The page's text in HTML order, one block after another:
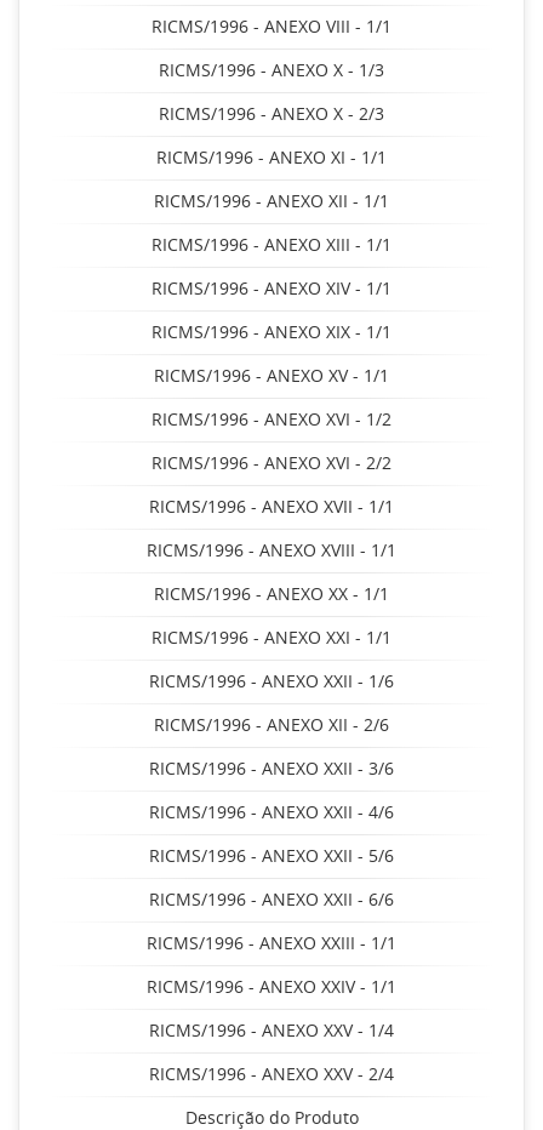
RICMS/1996 - ANEXO VIII - 1/1
RICMS/1996 - ANEXO X - 1/3
RICMS/1996 - ANEXO X - 2/3
RICMS/1996 - ANEXO XI - 1/1
RICMS/1996 - ANEXO XII - 1/1
RICMS/1996 - ANEXO XIII - 1/1
RICMS/1996 - ANEXO XIV - 1/1
RICMS/1996 - ANEXO XIX - 1/1
RICMS/1996 - ANEXO XV - 1/1
RICMS/1996 - ANEXO XVI - 1/2
RICMS/1996 - ANEXO XVI - 2/2
RICMS/1996 - ANEXO XVII - 1/1
RICMS/1996 - ANEXO XVIII - 1/1
RICMS/1996 - ANEXO XX - 1/1
RICMS/1996 - ANEXO XXI - 1/1
RICMS/1996 - ANEXO XXII - 1/6
RICMS/1996 - ANEXO XII - 2/6
RICMS/1996 - ANEXO XXII - 3/6
RICMS/1996 - ANEXO XXII - 4/6
RICMS/1996 - ANEXO XXII - 5/6
RICMS/1996 - ANEXO XXII - 6/6
RICMS/1996 - ANEXO XXIII - 1/1
RICMS/1996 - ANEXO XXIV - 1/1
RICMS/1996 - ANEXO XXV - 1/4
RICMS/1996 - ANEXO XXV - 2/4
Descrição do Produto